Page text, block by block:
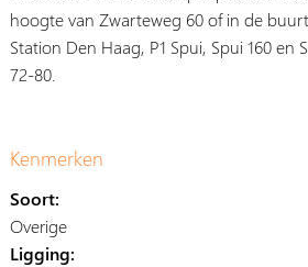
hoogte van Zwarteweg 60 of in de
Station Den Haag, P1 Spui, Spui 160 en
72-80.
Kenmerken
Soort:
Overige
Ligging: